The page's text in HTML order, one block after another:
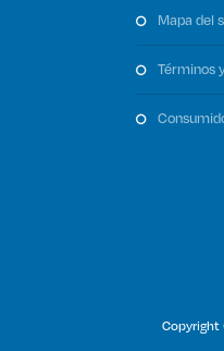
mapa
términos
Copyright